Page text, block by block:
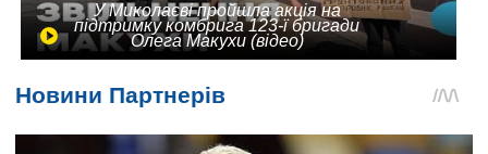
У Миколаєві пройшла акція на
підтримку комбрига 123-ї бригади
Олега Макухи (відео)